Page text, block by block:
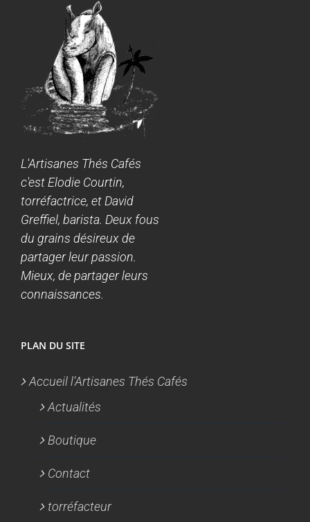
L'Artisanes Thés Cafés
c'est Elodie Courtin,
torréfactrice, et David
Greffiel, barista. Deux fous
du grains désireux de
partager leur passion.
Mieux, de partager leurs
connaissances.
PLAN DU SITE
Accueil l’Artisanes Thés Cafés
Actualités
Boutique
Contact
torréfacteur